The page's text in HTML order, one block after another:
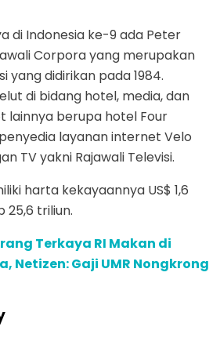
di Indonesia ke-9 ada Peter
Corpora yang merupakan
yang didirikan pada 1984.
di bidang hotel, media, dan
lainnya berupa hotel Four
layanan internet Velo
TV yakni Rajawali Televisi.
harta kekayaannya US$ 1,6
25,6 triliun.
Terkaya RI Makan di
Netizen: Gaji UMR Nongkrong